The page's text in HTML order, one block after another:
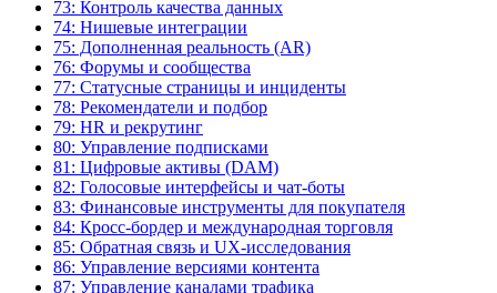
73: Контроль качества данных
74: Нишевые интеграции
75: Дополненная реальность (AR)
76: Форумы и сообщества
77: Статусные страницы и инциденты
78: Рекомендатели и подбор
79: HR и рекрутинг
80: Управление подписками
81: Цифровые активы (DAM)
82: Голосовые интерфейсы и чат-боты
83: Финансовые инструменты для покупателя
84: Кросс-бордер и международная торговля
85: Обратная связь и UX-исследования
86: Управление версиями контента
87: Управление каналами трафика